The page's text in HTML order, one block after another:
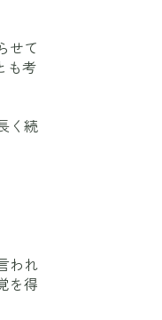
せて
も考
く続
われ
を得